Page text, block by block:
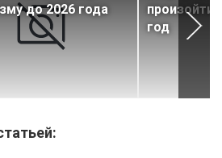
до 2026 года
произойти
год